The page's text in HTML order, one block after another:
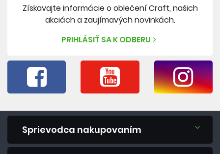
Získavajte informácie o oblečení Craft, našich
akciách a zaujímavých novinkách.
PRIHLÁSIŤ SA K ODBERU
Sprievodca nakupovaním